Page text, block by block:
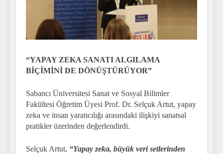
“YAPAY ZEKA SANATI ALGILAMA
BİÇİMİNİ DE DÖNÜŞTÜRÜYOR”
Sabancı Üniversitesi Sanat ve Sosyal Bilimler
Fakültesi Öğretim Üyesi Prof. Dr. Selçuk Artut, yapay
zeka ve insan yaratıcılığı arasındaki ilişkiyi sanatsal
pratikler üzerinden değerlendirdi.
Selçuk Artut, “Yapay zeka, büyük veri setlerinden